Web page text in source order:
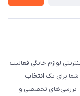
لوازم خانگی فعالیت
برای یک انتخاب
بررسی‌های تخصصی و